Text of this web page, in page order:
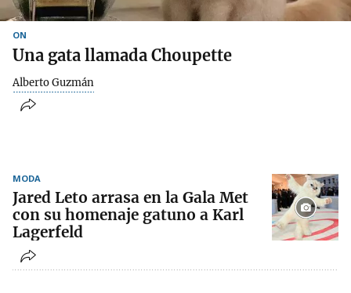
ON
Una gata llamada Choupette
Alberto Guzmán
MODA
Jared Leto arrasa en la Gala Met
con su homenaje gatuno a Karl
Lagerfeld